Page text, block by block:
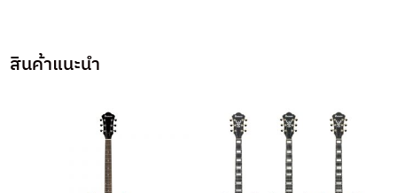
สินค้าแนะนำ